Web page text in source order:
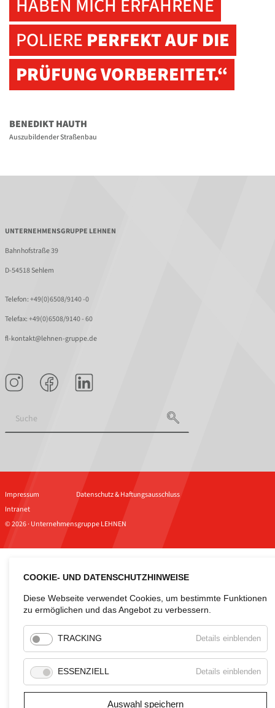
HABEN MICH ERFAHRENE
POLIERE PERFEKT AUF DIE
PRÜFUNG VORBEREITET.“
BENEDIKT HAUTH
Auszubildender Straßenbau
UNTERNEHMENSGRUPPE LEHNEN
Bahnhofstraße 39
D-54518 Sehlem
Telefon:+49(0)6508/9140 -0
Telefax: +49(0)6508/9140 - 60
fl-kontakt@lehnen-gruppe.de
Impressum
Datenschutz & Haftungsausschluss
Intranet
© 2026 · Unternehmensgruppe LEHNEN
COOKIE- UND DATENSCHUTZHINWEISE
Diese Webseite verwendet Cookies, um bestimmte Funktionen
zu ermöglichen und das Angebot zu verbessern.
TRACKING Details einblendenfür
ESSENZIELL Details einblendenfür
Auswahl speichern